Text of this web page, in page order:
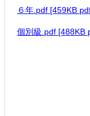
６年.pdf [459KB
個別級.pdf [488KB